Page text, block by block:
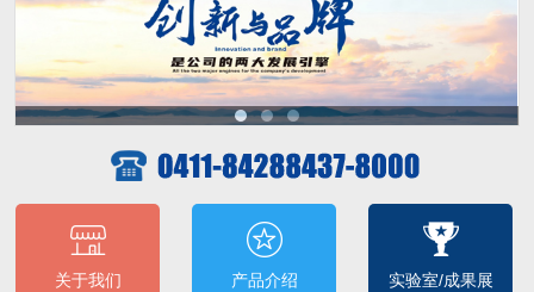
关于我们 产品介绍 实验室/成果展